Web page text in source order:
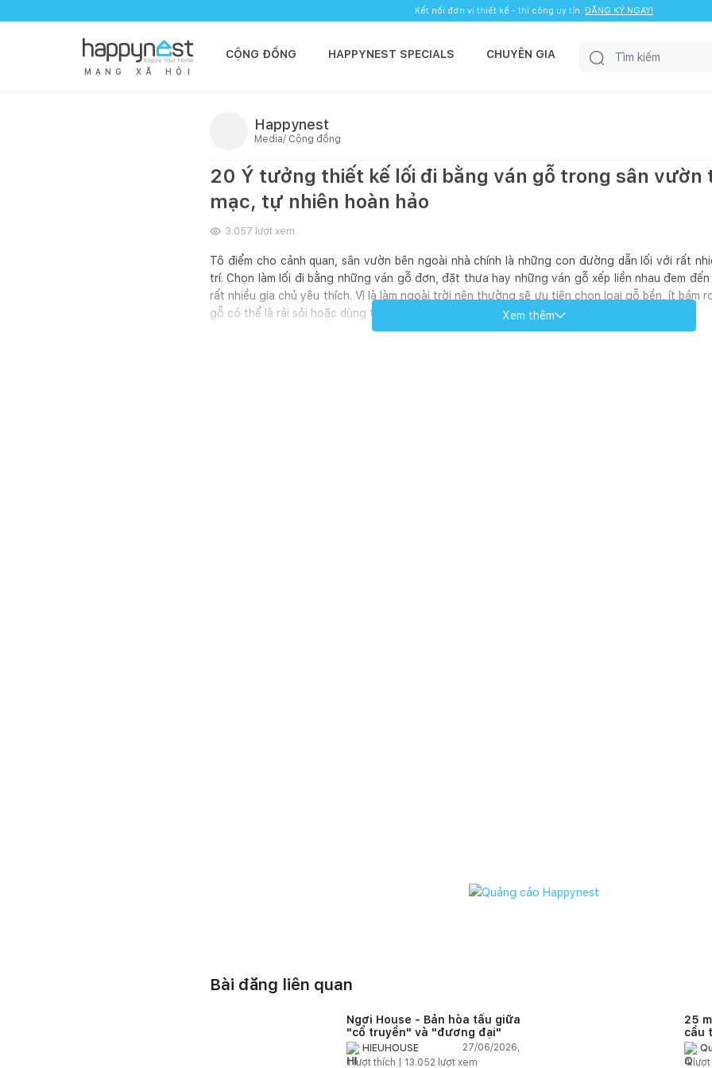
Kết nối đơn vị thiết kế - thi công uy tín. ĐĂNG KÝ NGAY!
M Ạ N G X Ã H Ộ I
CỘNG ĐỒNG HAPPYNEST SPECIALS CHUYÊN GIA
Happynest
Media/ Cộng đồng
20 Ý tưởng thiết kế lối đi bằng ván gỗ trong sân vườn
mạc, tự nhiên hoàn hảo
3.057 lượt xem
Tô điểm cho cảnh quan, sân vườn bên ngoài nhà chính là những con đường dẫn lối với rất
trí. Chọn làm lối đi bằng những ván gỗ đơn, đặt thưa hay những ván gỗ xếp liền nhau đem
rất nhiều gia chủ yêu thích. Vì là làm ngoài trời nên thường sẽ ưu tiên chọn loại gỗ bền, ít bám
gỗ có thể là rải sỏi hoặc dùng thảm cỏ, tô điểm thêm cho cảnh quan xanh.
Xem thêm
Bài đăng liên quan
Ngơi House - Bản hòa tấu giữa
"cổ truyền" và "đương đại"
HIEUHOUSE
27/06/2026,
1lượt thích | 13.052 lượt xem
25
cầu
diện
quên
4lượt